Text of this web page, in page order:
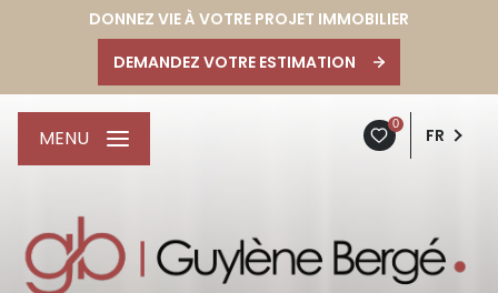
DONNEZ VIE À VOTRE PROJET IMMOBILIER
DEMANDEZ VOTRE ESTIMATION
0
FR
MENU